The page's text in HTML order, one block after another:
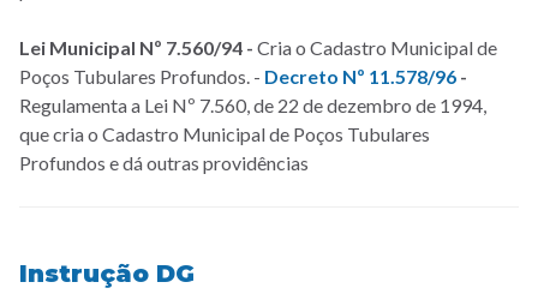
Lei Municipal Nº 7.560/94 - Cria o Cadastro Municipal de
Poços Tubulares Profundos. - Decreto Nº 11.578/96 -
Regulamenta a Lei Nº 7.560, de 22 de dezembro de 1994,
que cria o Cadastro Municipal de Poços Tubulares
Profundos e dá outras providências
Instrução DG